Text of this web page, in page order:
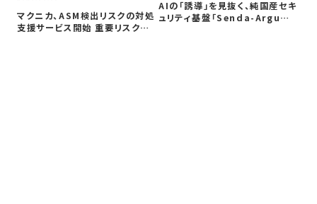
マクニカ、ASM検出リスクの対処
支援サービス開始 重要リスク放
AIの「誘導」を見抜く、純国産セキ
ュリティ基盤「Senda-Argu…